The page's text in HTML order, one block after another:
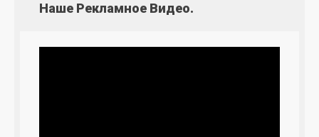
Наше Рекламное Видео.